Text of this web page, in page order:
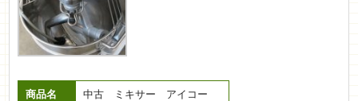
商品名 中古 ミキサー アイコー